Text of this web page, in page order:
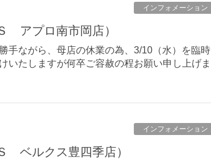
インフォメーション
アプロ南市岡店）
手ながら、母店の休業の為、3/10（水）を臨時
いたしますが何卒ご容赦の程お願い申し上げま
インフォメーション
ベルクス豊四季店）